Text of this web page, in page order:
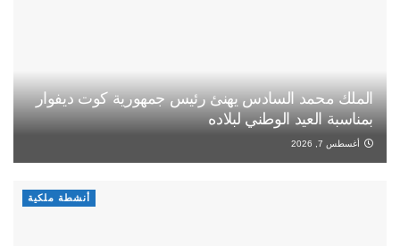
الملك محمد السادس يهنئ رئيس جمهورية كوت ديفوار
بمناسبة العيد الوطني لبلاده
أغسطس 7, 2026
أنشطة ملكية